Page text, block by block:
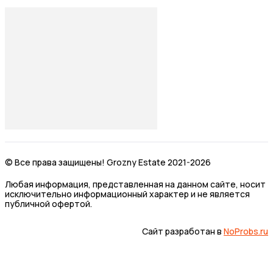
© Все права защищены! Grozny Estate 2021-2026
Любая информация, представленная на данном сайте, носит
исключительно информационный характер и не является
публичной офертой.
Сайт разработан в NoProbs.ru